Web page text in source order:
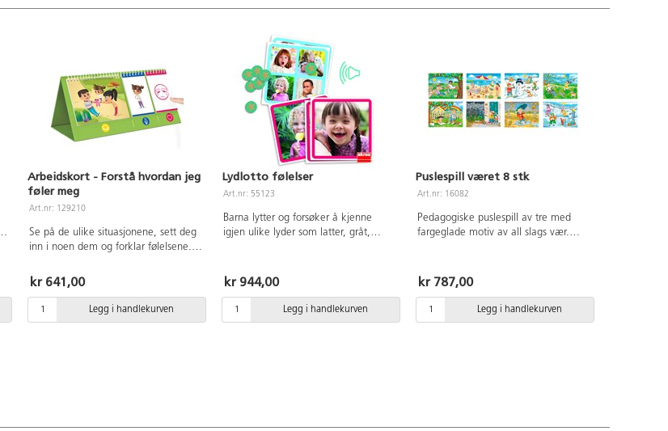
Arbeidskort - Forstå hvordan jeg
føler meg
Art.nr: 129210
Se på de ulike situasjonene, sett deg
inn i noen dem og forklar følelsene.
til å utvikle sosiale ferdigheter som
empati, å kjenne igjen ulike føleleser
og å utvikle de emosjonelle følelsene.
kr 641,00
Legg i handlekurven
Lydlotto følelser
Art.nr: 55123
Barna lytter og forsøker å kjenne
igjen ulike lyder som latter, gråt,
spillebrettet. Inneholder 12 brett i
størrelse 16x16 cm, 60 brikker og en
guide for nedlasting av lyd. Et stort
sett for opptil 12 barn. Spilletid ca 26
kr 944,00
Legg i handlekurven
Puslespill været 8 stk
Art.nr: 16082
Pedagogiske puslespill av tre med
fargeglade motiv av all slags vær.
Mål: 20x15 cm. PVC-fri. Fra 3 år.
kr 787,00
Legg i handlekurven